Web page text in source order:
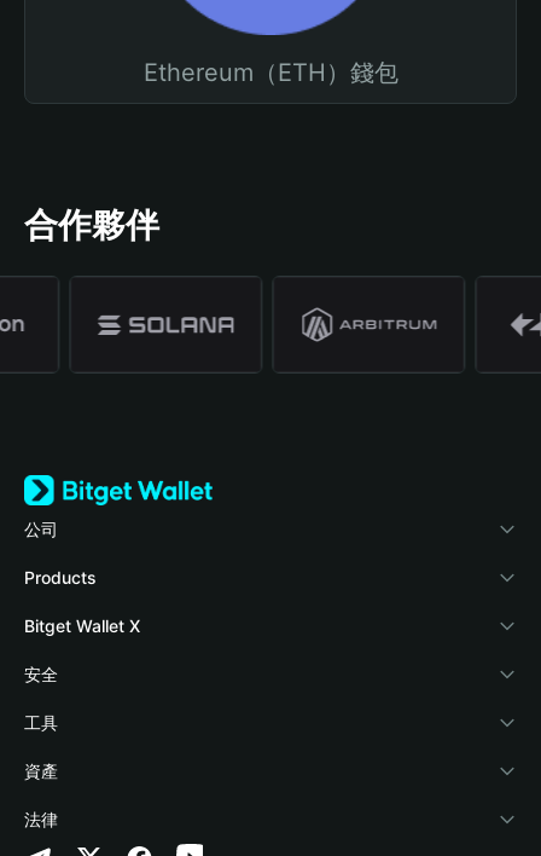
Ethereum（ETH）錢包
合作夥伴
公司
關於 Bitget Wallet
部落格
學院
加密資訊
幫助中心
‌聯繫我們
Products
Crypto Card
Stablecoin Earn
Payfi Crypto
Crypto Swap API
Altcoin Season Index
Bitget Wallet X
開發者文件
連接錢包
Bitget Wallet Pay
合作上架
安全
風險保障基金
安全防護技術
工具
快捷買幣
授權檢測
資產
Arbitrum
法律